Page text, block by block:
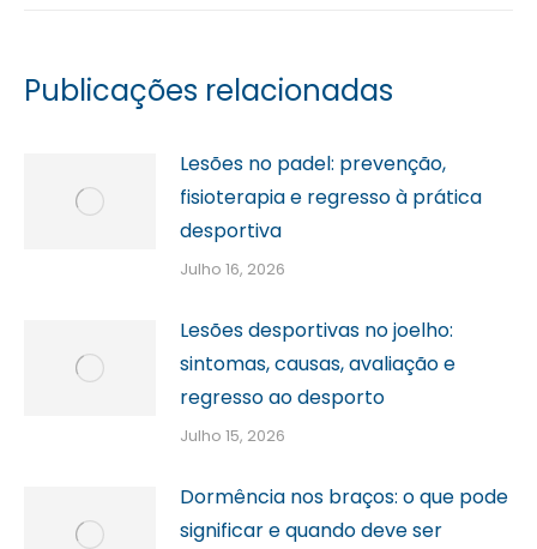
Publicações relacionadas
Lesões no padel: prevenção,
fisioterapia e regresso à prática
desportiva
Julho 16, 2026
Lesões desportivas no joelho:
sintomas, causas, avaliação e
regresso ao desporto
Julho 15, 2026
Dormência nos braços: o que pode
significar e quando deve ser